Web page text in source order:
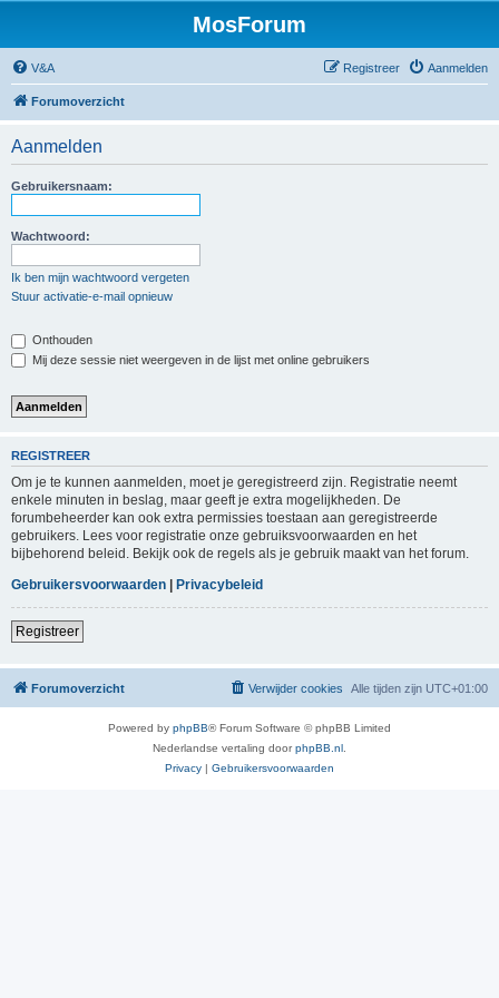
MosForum
V&A Aanmelden
Registreer
Forumoverzicht
Aanmelden
Gebruikersnaam:
Wachtwoord:
Ik ben mijn wachtwoord vergeten
Stuur activatie-e-mail opnieuw
Onthouden
Mij deze sessie niet weergeven in de lijst met online gebruikers
REGISTREER
Om je te kunnen aanmelden, moet je geregistreerd zijn. Registratie neemt
enkele minuten in beslag, maar geeft je extra mogelijkheden. De
forumbeheerder kan ook extra permissies toestaan aan geregistreerde
gebruikers. Lees voor registratie onze gebruiksvoorwaarden en het
bijbehorend beleid. Bekijk ook de regels als je gebruik maakt van het forum.
Gebruikersvoorwaarden | Privacybeleid
Registreer
Forumoverzicht Alle tijden zijn UTC+01:00
Verwijder cookies
Powered by phpBB® Forum Software © phpBB Limited
Nederlandse vertaling doorphpBB.nl
Privacy | Gebruikersvoorwaarden